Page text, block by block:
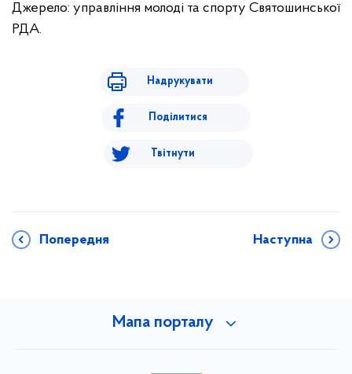
Джерело: управління молоді та спорту Святошинської
РДА.
Надрукувати
Поділитися
Твітнути
Попередня Наступна
Мапа порталу